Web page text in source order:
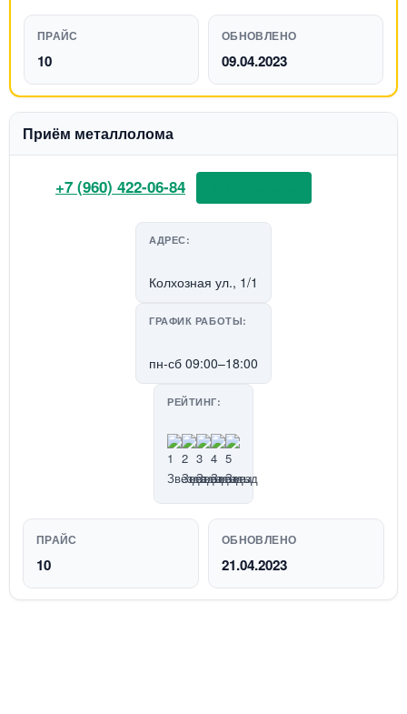
ПРАЙС
10
ОБНОВЛЕНО
09.04.2023
Приём металлолома
+7 (960) 422-06-84
АДРЕС:
Колхозная ул., 1/1
ГРАФИК РАБОТЫ:
пн-сб 09:00–18:00
РЕЙТИНГ:
ПРАЙС
10
ОБНОВЛЕНО
21.04.2023